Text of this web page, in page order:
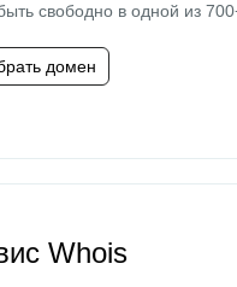
свободно в одной из
домен
Whois